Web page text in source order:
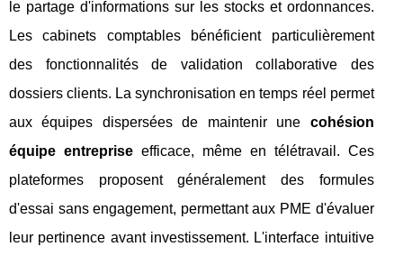
le partage d'informations sur les stocks et ordonnances.
Les cabinets comptables bénéficient particulièrement
des fonctionnalités de validation collaborative des
dossiers clients. La synchronisation en temps réel permet
aux équipes dispersées de maintenir une cohésion
équipe entrepriseefficace, même en télétravail. Ces
plateformes proposent généralement des formules
d'essai sans engagement, permettant aux PME d'évaluer
leur pertinence avant investissement. L'interface intuitive